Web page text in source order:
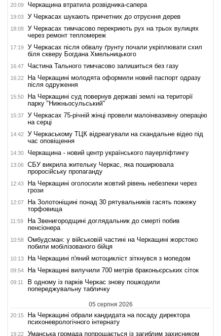
20:09 Черкащина втратила розвідника-сапера
19:03 У Черкасах шукають причетних до отруєння дерев
18:08
У Черкасах тимчасово перекриють рух на трьох вулицях
через ремонт тепломереж
17:19
У Черкасах після обвалу ґрунту почали укріплювати схил
біля скверу Богдана Хмельницького
16:47 Частина Тального тимчасово залишиться без газу
16:22
На Черкащині молодята оформили новий паспорт одразу
після одруження
15:50
На Черкащині суд повернув державі землі на території
парку "Нижньосульський"
15:37
У Черкасах 75-річній жінці провели малоінвазивну операцію
на серці
14:42
У Черкаському ТЦК відреагували на скандальне відео під
час оповіщення
14:30 Черкащина - новий центр українського пауерліфтингу
13:06
СБУ викрила жительку Черкас, яка поширювала
проросійську пропаганду
12:43
На Черкащині оголосили жовтий рівень небезпеки через
грози
12:07
На Золотоніщині понад 30 рятувальників гасять пожежу
торфовища
11:59
На Звенигородщині доглядальник до смерті побив
пенсіонера
10:58
Омбудсман: у військовій частині на Черкащині жорстоко
побили мобілізованого бійця
10:13 На Черкащині п'яний мотоцикліст зіткнувся з мопедом
09:54 На Черкащині вилучили 700 метрів браконьєрських сіток
09:11
В одному із парків Черкас знову пошкодили
попереджувальну табличку
05 серпня 2026
20:15
На Черкащині обрали кандидата на посаду директора
психоневрологічного інтернату
19:22 Уманська громада попрощається із загиблим захисником